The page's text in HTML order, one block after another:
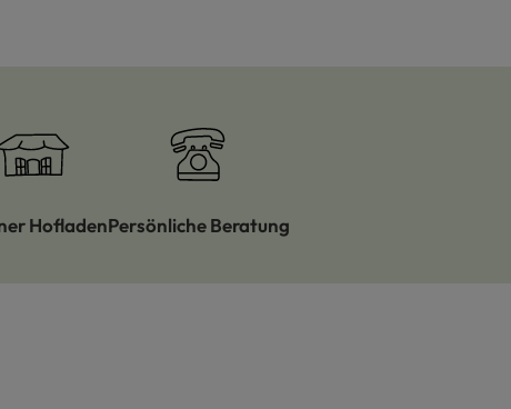
HofladenPersönliche Beratung